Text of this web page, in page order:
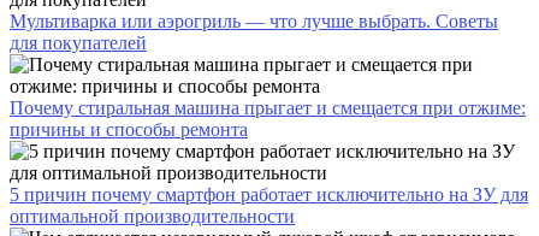
Мультиварка или аэрогриль — что лучше выбрать. Советы
для покупателей
Почему стиральная машина прыгает и смещается при отжиме:
причины и способы ремонта
5 причин почему смартфон работает исключительно на ЗУ для
оптимальной производительности